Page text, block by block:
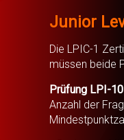
Junior
Die LPIC-1
müssen beide
Prüfung LPI-
Anzahl der